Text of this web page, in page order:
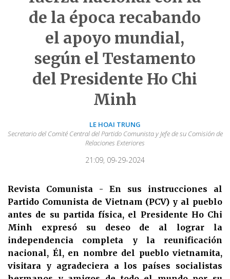
de la época recabando
el apoyo mundial,
según el Testamento
del Presidente Ho Chi
Minh
LE HOAI TRUNG
Secretario del Comité Central del Partido Comunista y Jefe de su Comisión de
Relaciones Exteriores
21:09, 09-29-2024
Revista Comunista - En sus instrucciones al
Partido Comunista de Vietnam (PCV) y al pueblo
antes de su partida física, el Presidente Ho Chi
Minh expresó su deseo de al lograr la
independencia completa y la reunificación
nacional, Él, en nombre del pueblo vietnamita,
visitara y agradeciera a los países socialistas